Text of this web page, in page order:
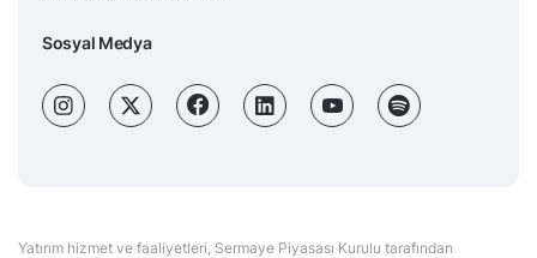
Sosyal Medya
Yatırım hizmet ve faaliyetleri, Sermaye Piyasası Kurulu tarafından